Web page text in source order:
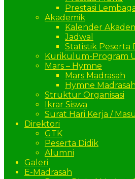
Prestasi
Akademik
Kalender
Jadwal
Statistik Peserta
Kurikulum-Program
Mars – Hymne
Mars Madrasah
Hymne Madrasah
Struktur Organisasi
Ikrar Siswa
Surat Hari Kerja /
Direktori
GTK
Peserta Didik
Alumni
Galeri
E-Madrasah